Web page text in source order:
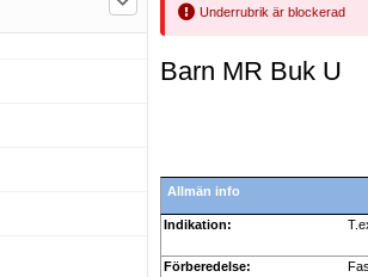
Underrubrik är blockerad
Barn MR Buk U
Allmän info
Indikation:
Förberedelse: